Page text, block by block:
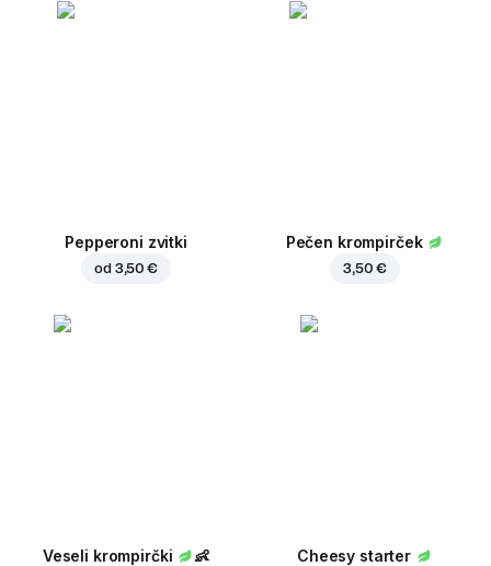
Pepperoni zvitki
od 3,50 €
Pečen krompirček
3,50 €
Veseli krompirčki 👶 Cheesy starter